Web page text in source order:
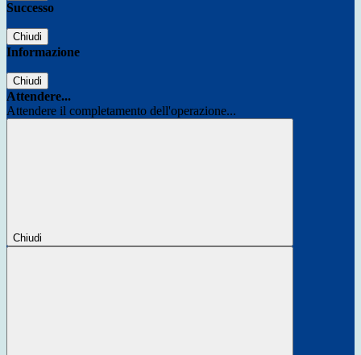
Successo
Chiudi
Informazione
Chiudi
Attendere...
Attendere il completamento dell'operazione...
Chiudi